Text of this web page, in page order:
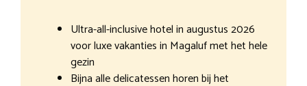
Ultra-all-inclusive hotel in augustus 2026
voor luxe vakanties in Magaluf met het hele
gezin
Bijna alle delicatessen horen bij het